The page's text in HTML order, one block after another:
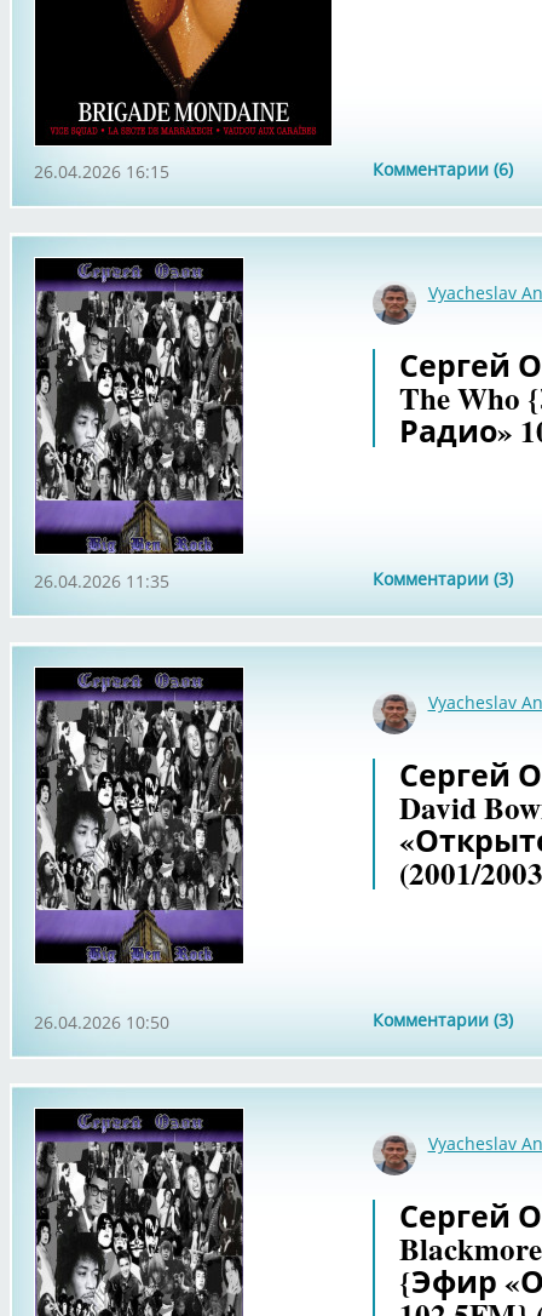
Комментарии (6)
26.04.2026 16:15
Vyacheslav
Сергей
The
Радио»
Комментарии (3)
26.04.2026 11:35
Vyacheslav
Сергей
David
(2001/
Комментарии (3)
26.04.2026 10:50
Vyacheslav
Сергей
{Эфир